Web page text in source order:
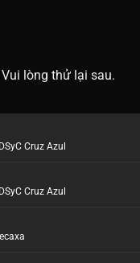
lòng thử lại sau.
Cruz Azul
Cruz Azul